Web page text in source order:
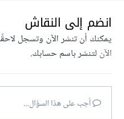
انضم إلى النقاش
يمكنك أن تنشر الآن وتسجل
الآنلتنشر باسم حسابك.
أجب على هذا السؤال...